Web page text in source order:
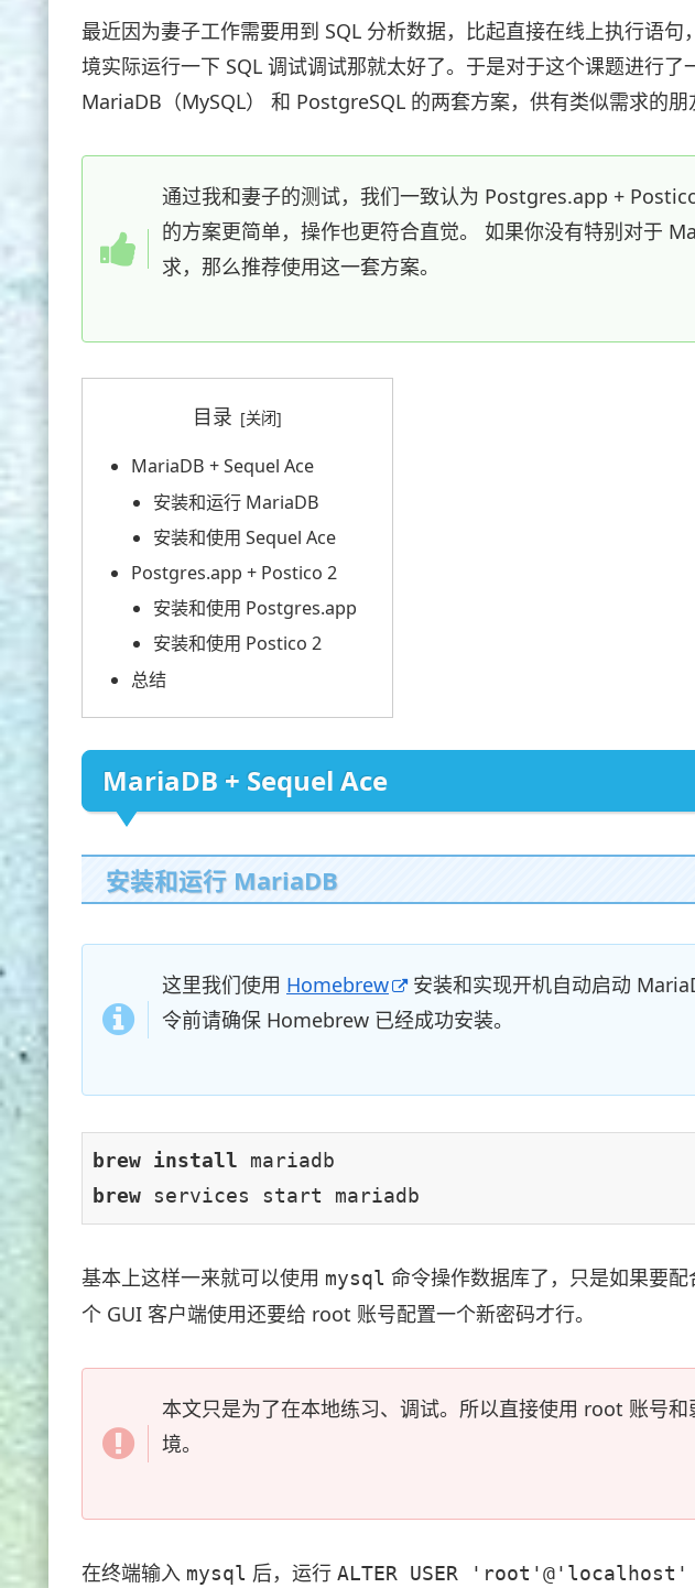
最近因为妻子工作需要用到 SQL 分析数据，比起直接在线上执行语
境实际运行一下 SQL 调试调试那就太好了。于是对于这个课题进行了
MariaDB（MySQL） 和 PostgreSQL 的两套方案，供有类似需求的朋
通过我和妻子的测试，我们一致认为 Postgres.app +
的方案更简单，操作也更符合直觉。 如果你没有特别对于
求，那么推荐使用这一套方案。
目录
MariaDB + Sequel Ace
安装和运行 MariaDB
安装和使用 Sequel Ace
Postgres.app + Postico 2
安装和使用 Postgres.app
安装和使用 Postico 2
总结
MariaDB + Sequel Ace
安装和运行 MariaDB
这里我们使用 Homebrew
安装和实现开机自动启动
令前请确保 Homebrew 已经成功安装。
brew install
brew services start mariadb
基本上这样一来就可以使用 mysql 命令操作数据库了，只是如果要
个 GUI 客户端使用还要给 root 账号配置一个新密码才行。
本文只是为了在本地练习、调试。所以直接使用 root 账号
境。
在终端输入 mysql 后，运行 ALTER USER